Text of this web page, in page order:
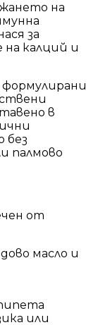
на
за
на калций и
в
без
палмово
от
масло и
или